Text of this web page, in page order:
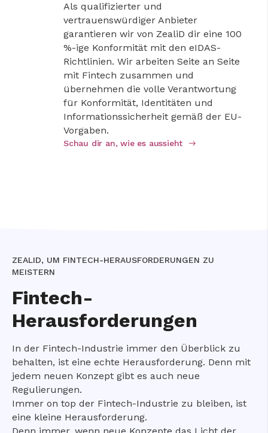
Als qualifizierter und
vertrauenswürdiger Anbieter
garantieren wir von ZealiD dir eine 100
%-ige Konformität mit den eIDAS-
Richtlinien. Wir arbeiten Seite an Seite
mit Fintech zusammen und
übernehmen die volle Verantwortung
für Konformität, Identitäten und
Informationssicherheit gemäß der EU-
Vorgaben.
Schau dir an, wie es aussieht
ZEALID, UM FINTECH-HERAUSFORDERUNGEN ZU
MEISTERN
Fintech-
Herausforderungen
In der Fintech-Industrie immer den Überblick zu
behalten, ist eine echte Herausforderung. Denn mit
jedem neuen Konzept gibt es auch neue
Regulierungen.
Immer on top der Fintech-Industrie zu bleiben, ist
eine kleine Herausforderung.